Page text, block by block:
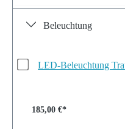
Beleuchtung
LED-Beleuchtung
185,00 €*